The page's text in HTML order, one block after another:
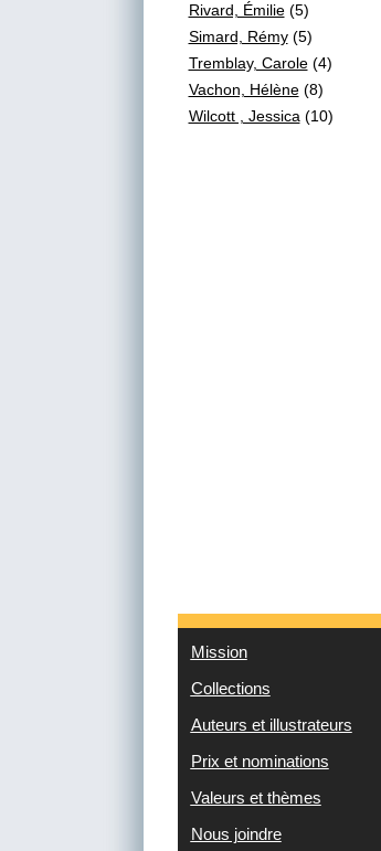
Rivard, Émilie(5)
Simard, Rémy(5)
Tremblay, Carole(4)
Vachon, Hélène(8)
Wilcott , Jessica(10)
Mission
Collections
Auteurs et illustrateurs
Prix et nominations
Valeurs et thèmes
Nous joindre